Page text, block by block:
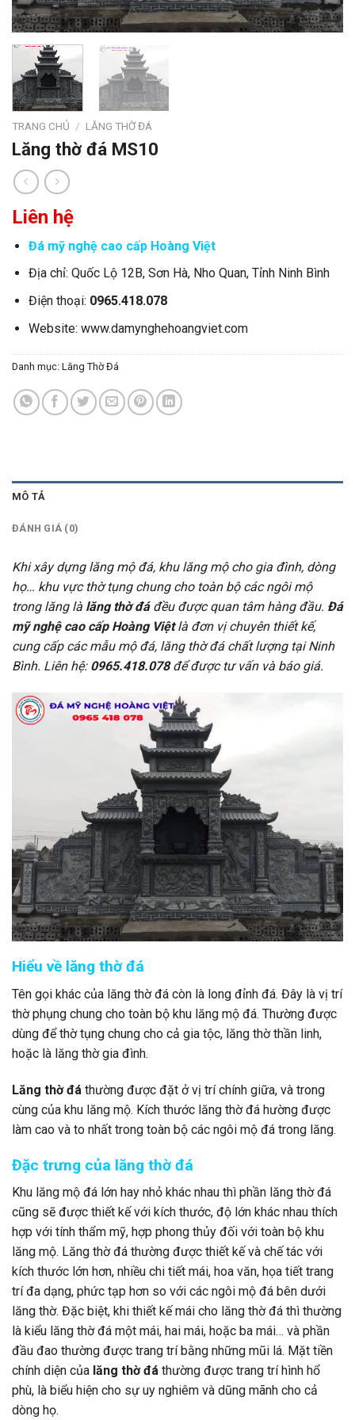
TRANG CHỦ / LĂNG THỜ ĐÁ
Lăng thờ đá MS10
Liên hệ
Đá mỹ nghệ cao cấp Hoàng Việt
Địa chỉ: Quốc Lộ 12B, Sơn Hà, Nho Quan, Tỉnh Ninh Bình
Điện thoại: 0965.418.078
Website: www.damynghehoangviet.com
Danh mục: Lăng Thờ Đá
MÔ TẢ
ĐÁNH GIÁ (0)
Khi xây dựng lăng mộ đá, khu lăng mộ cho gia đình, dòng
họ… khu vực thờ tụng chung cho toàn bộ các ngôi mộ
trong lăng là lăng thờ đáđều được quan tâm hàng đầu. Đá
mỹ nghệ cao cấp Hoàng Việtlà đơn vị chuyên thiết kế,
cung cấp các mẫu mộ đá, lăng thờ đá chất lượng tại Ninh
Bình. Liên hệ: 0965.418.078để được tư vấn và báo giá.
Hiểu về lăng thờ đá
Tên gọi khác của lăng thờ đá còn là long đỉnh đá. Đây là vị trí
thờ phụng chung cho toàn bộ khu lăng mộ đá. Thường được
dùng để thờ tụng chung cho cả gia tộc, lăng thờ thần linh,
hoặc là lăng thờ gia đình.
Lăng thờ đá thường được đặt ở vị trí chính giữa, và trong
cùng của khu lăng mộ. Kích thước lăng thờ đá hường được
làm cao và to nhất trong toàn bộ các ngôi mộ đá trong lăng.
Đặc trưng của lăng thờ đá
Khu lăng mộ đá lớn hay nhỏ khác nhau thì phần lăng thờ đá
cũng sẽ được thiết kế với kích thước, độ lớn khác nhau thích
hợp với tính thẩm mỹ, hợp phong thủy đối với toàn bộ khu
lăng mộ. Lăng thờ đá thường được thiết kế và chế tác với
kích thước lớn hơn, nhiều chi tiết mái, hoa văn, họa tiết trang
trí đa dạng, phức tạp hơn so với các ngôi mộ đá bên dưới
lăng thờ. Đặc biệt, khi thiết kế mái cho lăng thờ đá thì thường
là kiểu lăng thờ đá một mái, hai mái, hoặc ba mái… và phần
đầu đao thường được trang trí bằng những mũi lá. Mặt tiền
chính diện của lăng thờ đá thường được trang trí hình hổ
phù, là biểu hiện cho sự uy nghiêm và dũng mãnh cho cả
dòng họ.